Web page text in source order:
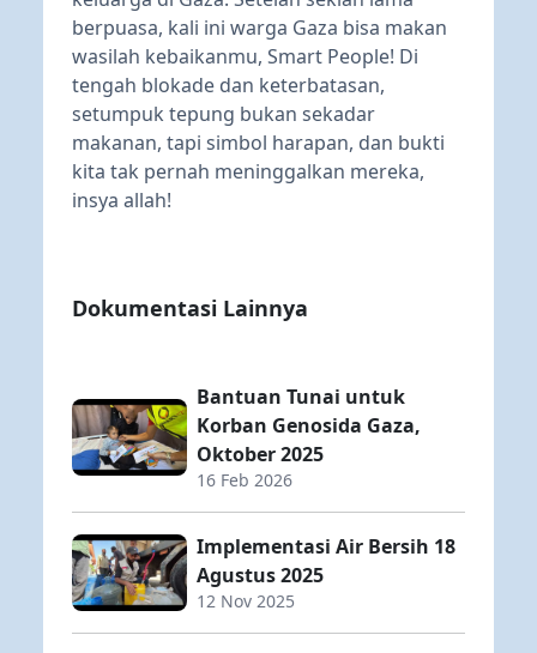
berpuasa, kali ini warga Gaza bisa makan
wasilah kebaikanmu, Smart People! Di
tengah blokade dan keterbatasan,
setumpuk tepung bukan sekadar
makanan, tapi simbol harapan, dan bukti
kita tak pernah meninggalkan mereka,
insya allah!
Dokumentasi Lainnya
Bantuan Tunai untuk
Korban Genosida Gaza,
Oktober 2025
16 Feb 2026
Implementasi Air Bersih 18
Agustus 2025
12 Nov 2025